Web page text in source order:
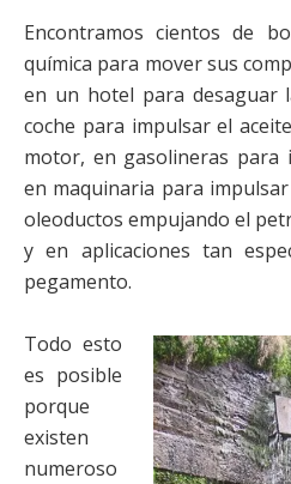
Encontramos cientos de
química para mover sus
en un hotel para desaguar
coche para impulsar el
motor, en gasolineras para
en maquinaria para
oleoductos empujando el
y en aplicaciones tan
pegamento.
Todo esto
es posible
porque
existen
numeroso